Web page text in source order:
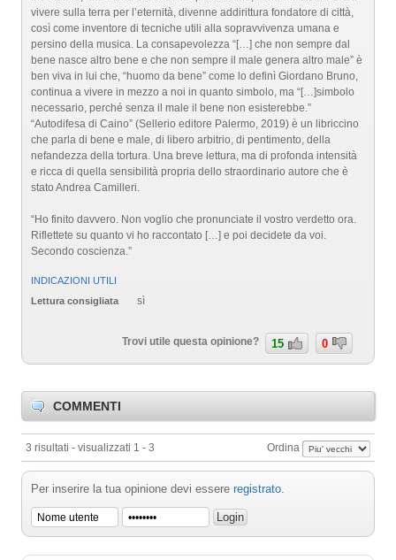
vivere sulla terra per l’eternità, divenne addirittura fondatore di città,
così come inventore di tecniche utili alla sopravvivenza umana e
persino della musica. La consapevolezza “[…] che non sempre dal
bene nasce altro bene e che non sempre il male genera altro male” è
ben viva in lui che, “huomo da bene” come lo definì Giordano Bruno,
continua a vivere in mezzo a noi in quanto simbolo, ma “[…]simbolo
necessario, perché senza il male il bene non esisterebbe.”
“Autodifesa di Caino” (Sellerio editore Palermo, 2019) è un libriccino
che parla di bene e male, di libero arbitrio, di pentimento, della
nefandezza della tortura. Una breve lettura, ma di profonda intensità
e ricca di quella sensibilità propria dello straordinario autore che è
stato Andrea Camilleri.
“Ho finito davvero. Non voglio che pronunciate il vostro verdetto ora.
Riflettete su quanto vi ho raccontato […] e poi decidete da voi.
Secondo coscienza.”
INDICAZIONI UTILI
Lettura consigliata
sì
Trovi utile questa opinione? 15 0
COMMENTI
3 risultati - visualizzati 1 - 3 Ordina
Per inserire la tua opinione devi essere registrato.